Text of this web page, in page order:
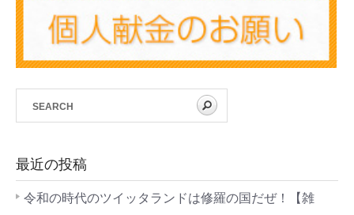
最近の投稿
令和の時代のツイッタランドは修羅の国だぜ！【雑